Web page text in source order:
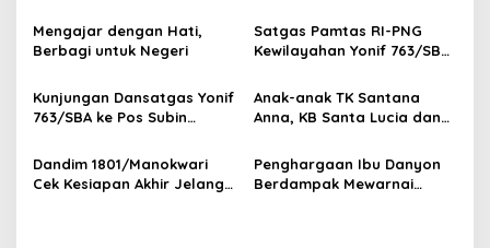
p
o
s
Disiplin, dan Kesiapsiagaan
Prajurit
Profesionalisme, Disiplin,
dan Semangat Juang
Prajurit
Mengajar dengan Hati,
Berbagi untuk Negeri
Satgas Pamtas RI-PNG
Kewilayahan Yonif 763/SBA
Pembangunan Taman
Sekolah SD 1 Inpres
Kumurkek
Kunjungan Dansatgas Yonif
763/SBA ke Pos Subin
dalam Renovasi Gereja
Kampung Subin
Anak-anak TK Santana
Anna, KB Santa Lucia dan
Jelajahi Dunia TNI di Yonif
763/SBA
Dandim 1801/Manokwari
Cek Kesiapan Akhir Jelang
Penghargaan Ibu Danyon
Berdampak Mewarnai